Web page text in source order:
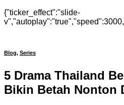
{"ticker_effect":"slide-
Blog, Series
5 Drama Thailand
Bikin Betah Nonton